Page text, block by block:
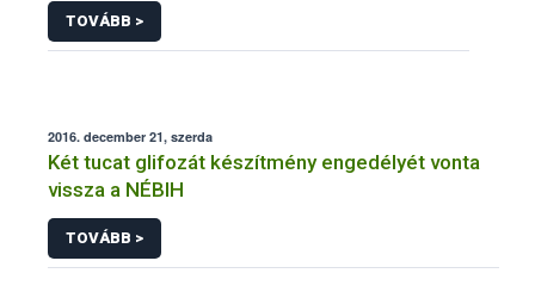
TOVÁBB >
2016. december 21, szerda
Két tucat glifozát készítmény engedélyét vonta
vissza a NÉBIH
TOVÁBB >